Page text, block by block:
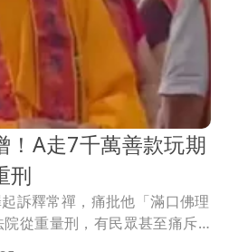
！A走7千萬善款玩期
刑
訴釋常禪，痛批他「滿口佛理
從重量刑，有民眾甚至痛斥